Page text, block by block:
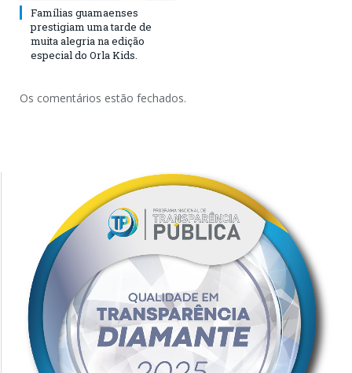
Famílias guamaenses
prestigiam uma tarde de
muita alegria na edição
especial do Orla Kids.
Os comentários estão fechados.